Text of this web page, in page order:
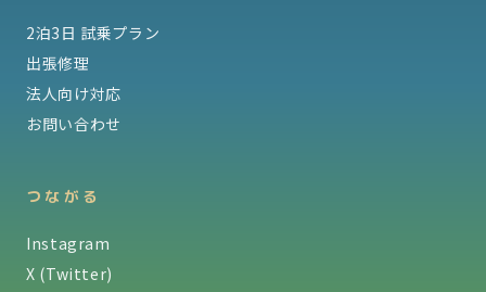
2泊3日 試乗プラン
出張修理
法人向け対応
お問い合わせ
つながる
Instagram
X (Twitter)